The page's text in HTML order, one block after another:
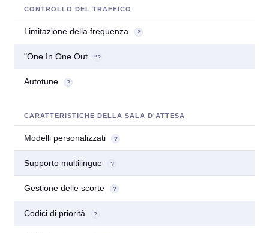
CONTROLLO DEL TRAFFICO
Limitazione della frequenza ?
"One In One Out "?
Autotune ?
CARATTERISTICHE DELLA SALA D'ATTESA
Modelli personalizzati ?
Supporto multilingue ?
Gestione delle scorte ?
Codici di priorità ?